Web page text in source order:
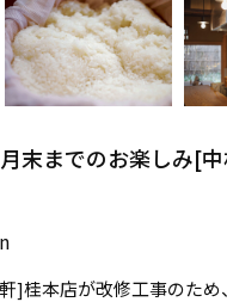
末までのお楽しみ[
]桂本店が改修工事のため